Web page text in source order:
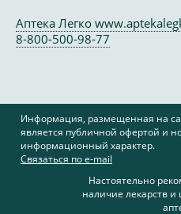
Аптека Легко
8-800-500-98-77
Информация, размещенная на
является публичной офертой и
информационный характер.
Связаться по e-mail
Настоятельно
наличие лекарств